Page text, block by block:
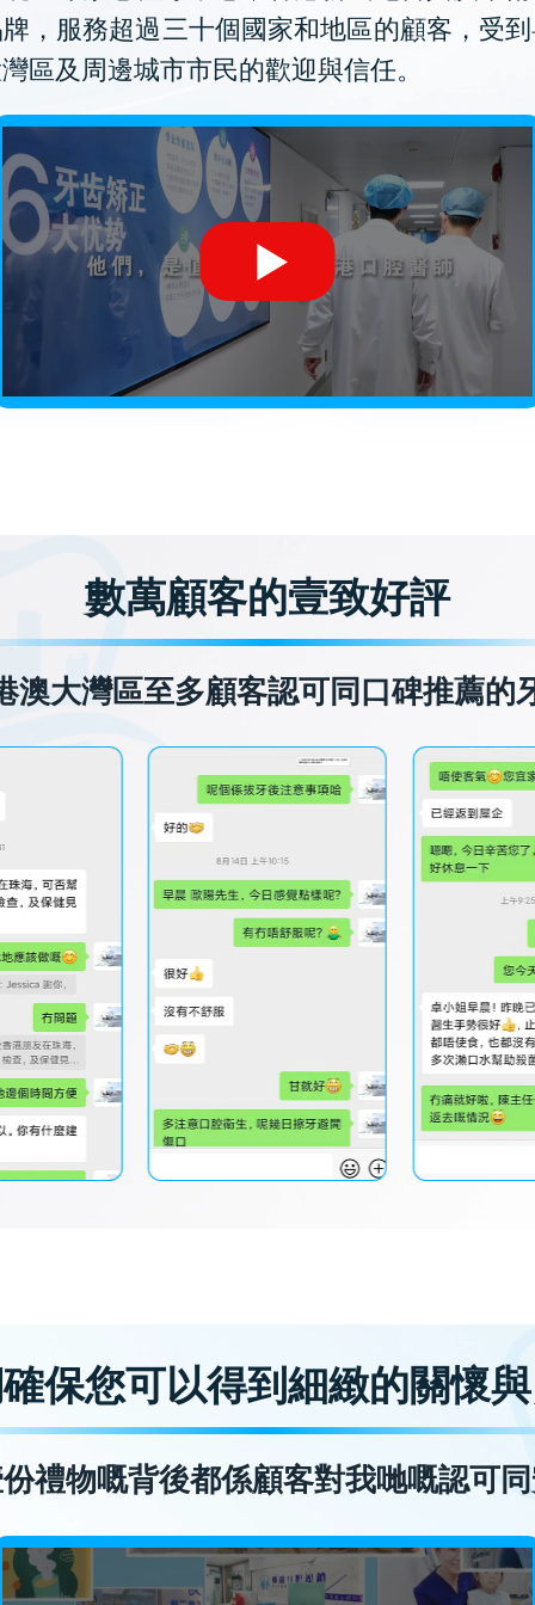
，服務超過三十個國家和地區的顧客，受
區及周邊城市市民的歡迎與信任。
數萬顧客的壹致好評
澳大灣區至多顧客認可同口碑推薦的
保您可以得到細緻的關懷
禮物嘅背後都係顧客對我哋嘅認可